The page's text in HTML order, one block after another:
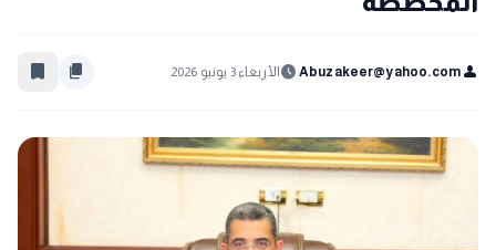
person
Abuzakeer@yahoo.com
schedule الأربعاء 3 يونيو 2026 content_copy
bookmark_border